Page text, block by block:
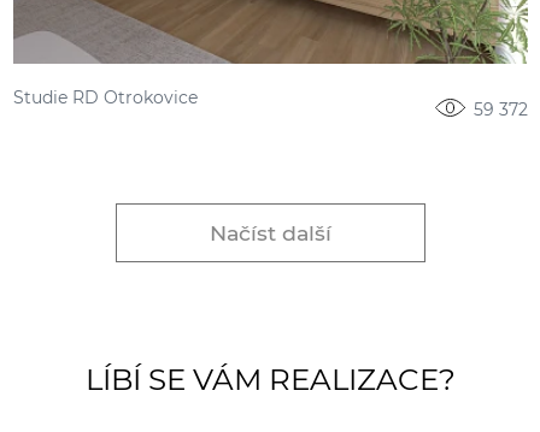
Studie RD Otrokovice
59 372
Načíst další
LÍBÍ SE VÁM REALIZACE?